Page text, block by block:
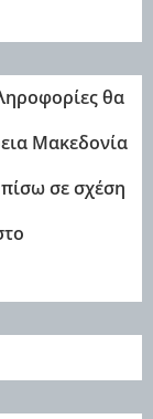
θα
Μακεδονία
σε σχέση